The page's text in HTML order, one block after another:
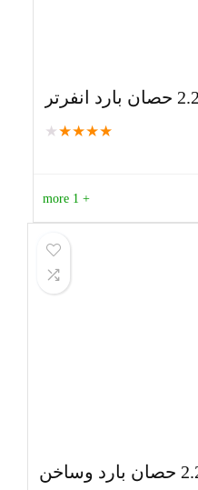
★
★
★
★
★
+ 1 more